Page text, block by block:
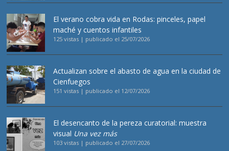
El verano cobra vida en Rodas: pinceles, papel
maché y cuentos infantiles
125 vistas | publicado el 25/07/2026
Actualizan sobre el abasto de agua en la ciudad de
Cienfuegos
151 vistas | publicado el 12/07/2026
El desencanto de la pereza curatorial: muestra
visual Una vez más
103 vistas | publicado el 27/07/2026